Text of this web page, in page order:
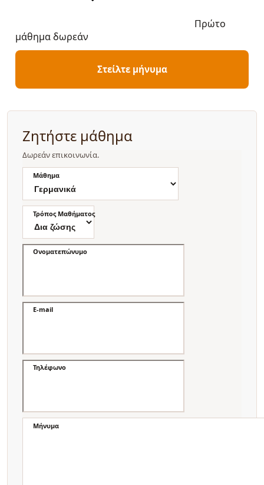
Πρώτο
μάθημα δωρεάν
Στείλτε μήνυμα
Ζητήστε μάθημα
Δωρεάν επικοινωνία.
Μάθημα
Τρόπος Μαθήματος
Ονοματεπώνυμο
E-mail
Τηλέφωνο
Μήνυμα